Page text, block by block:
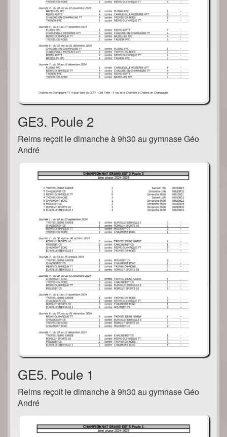
GE3. Poule 2
Reims reçoit le dimanche à 9h30 au gymnase Géo
André
GE5. Poule 1
Reims reçoit le dimanche à 9h30 au gymnase Géo
André